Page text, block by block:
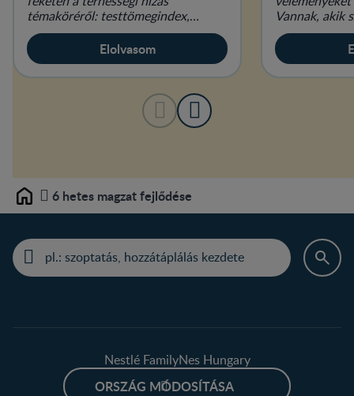
témaköréről: testtömegindex,
étkezés és életmód várandósan.
Elolvasom
Vannak, akik
mások hallani
Home 6 hetes magzat fejlődése
Nestlé FamilyNes Hungary
ORSZÁG MÓDOSÍTÁSA